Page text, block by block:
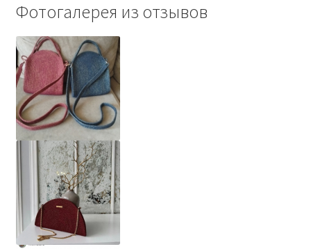
Фотогалерея из отзывов